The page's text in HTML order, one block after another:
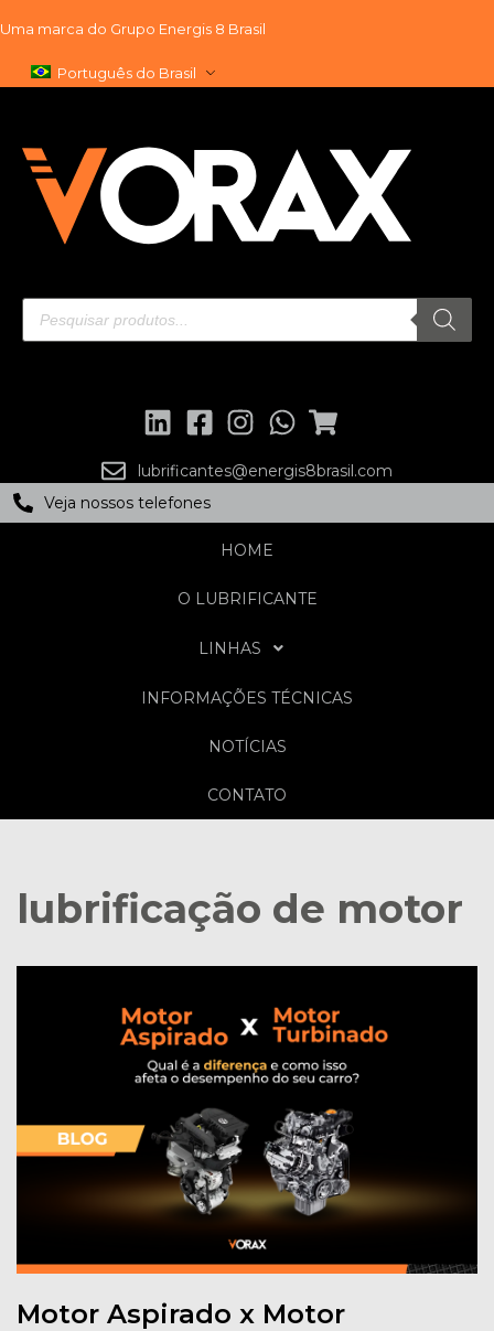
para
Uma marca do Grupo Energis 8 Brasil
Português do Brasil
lubrificantes@energis8brasil.com
Veja nossos telefones
HOME
O LUBRIFICANTE
LINHAS
INFORMAÇÕES TÉCNICAS
NOTÍCIAS
CONTATO
lubrificação de motor
Motor Aspirado x Motor